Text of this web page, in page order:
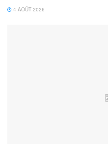
4 AOÛT 2026